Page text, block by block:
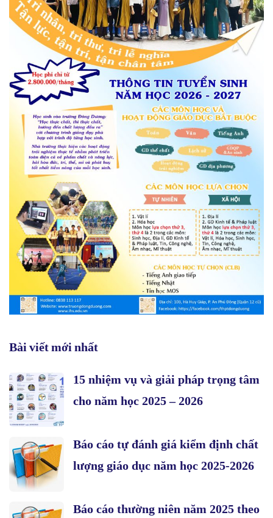
Bài viết mới nhất
15 nhiệm vụ và giải pháp trọng tâm
cho năm học 2025 – 2026
Báo cáo tự đánh giá kiểm định chất
lượng giáo dục năm học 2025-2026
Báo cáo thường niên năm 2025 theo